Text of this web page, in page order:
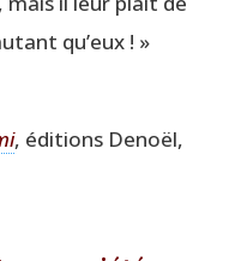
qu’eux ! »
, édi­tions Denoël,